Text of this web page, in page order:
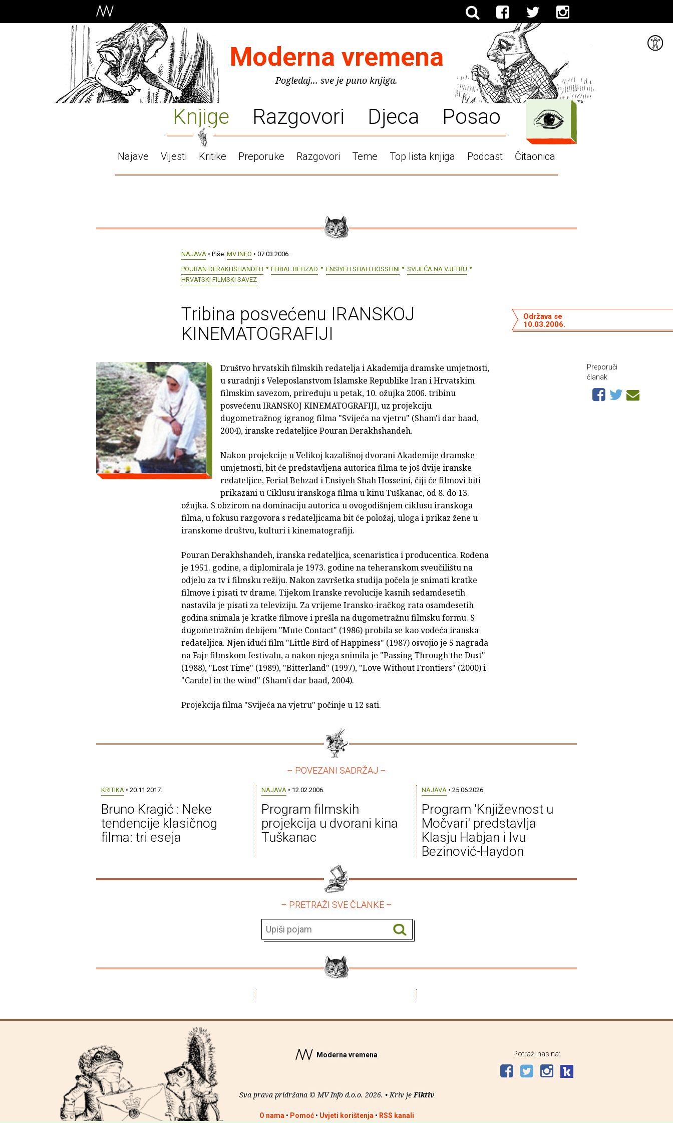
Moderna vremena
Pogledaj... sve je puno knjiga.
Knjige Razgovori Djeca Posao
Najave Vijesti Kritike Preporuke Razgovori Teme Top lista knjiga Podcast Čitaonica
NAJAVA • Piše: MV INFO • 07.03.2006.
POURAN DERAKHSHANDEH
FERIAL BEHZAD ENSIYEH SHAH HOSSEINI
SVIJEĆA NA VJETRU
HRVATSKI FILMSKI SAVEZ
Tribina posvećenu IRANSKOJ
KINEMATOGRAFIJI
Održava se
10.03.2006.
Društvo hrvatskih filmskih redatelja i Akademija dramske umjetnosti,
u suradnji s Veleposlanstvom Islamske Republike Iran i Hrvatskim
filmskim savezom, priređuju u petak, 10. ožujka 2006. tribinu
posvećenu IRANSKOJ KINEMATOGRAFIJI, uz projekciju
dugometražnog igranog filma "Svijeća na vjetru" (Sham'i dar baad,
2004), iranske redateljice Pouran Derakhshandeh.
Nakon projekcije u Velikoj kazališnoj dvorani Akademije dramske
umjetnosti, bit će predstavljena autorica filma te još dvije iranske
redateljice, Ferial Behzad i Ensiyeh Shah Hosseini, čiji će filmovi biti
prikazani u Ciklusu iranskoga filma u kinu Tuškanac, od 8. do 13.
ožujka. S obzirom na dominaciju autorica u ovogodišnjem ciklusu iranskoga
filma, u fokusu razgovora s redateljicama bit će položaj, uloga i prikaz žene u
iranskome društvu, kulturi i kinematografiji.
Pouran Derakhshandeh, iranska redateljica, scenaristica i producentica. Rođena
je 1951. godine, a diplomirala je 1973. godine na teheranskom sveučilištu na
odjelu za tv i filmsku režiju. Nakon završetka studija počela je snimati kratke
filmove i pisati tv drame. Tijekom Iranske revolucije kasnih sedamdesetih
nastavila je pisati za televiziju. Za vrijeme Iransko-iračkog rata osamdesetih
godina snimala je kratke filmove i prešla na dugometražnu filmsku formu. S
dugometražnim debijem "Mute Contact" (1986) probila se kao vodeća iranska
redateljica. Njen idući film "Little Bird of Happiness" (1987) osvojio je 5 nagrada
na Fajr filmskom festivalu, a nakon njega snimila je "Passing Through the Dust"
(1988), "Lost Time" (1989), "Bitterland" (1997), "Love Without Frontiers" (2000) i
"Candel in the wind" (Sham'i dar baad, 2004).
Projekcija filma "Svijeća na vjetru" počinje u 12 sati.
Preporuči
članak
– POVEZANI SADRŽAJ –
KRITIKA • 20.11.2017.
Bruno Kragić : Neke
tendencije klasičnog
filma: tri eseja
NAJAVA • 12.02.2006.
Program filmskih
projekcija u dvorani kina
Tuškanac
NAJAVA • 25.06.2026.
Program 'Književnost u
Močvari' predstavlja
Klasju Habjan i Ivu
Bezinović-Haydon
– PRETRAŽI SVE ČLANKE –
Moderna vremena
Sva prava pridržana © MV Info d.o.o. 2026. • Kriv je Fiktiv
O nama • Pomoć• Uvjeti korištenja • RSS kanali
Potraži nas na: